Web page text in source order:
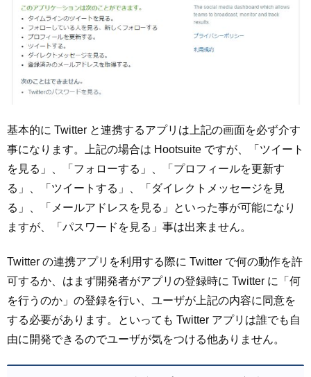
基本的に Twitter と連携するアプリは上記の画面を必ず介す
事になります。上記の場合は Hootsuite ですが、「ツイート
を見る」、「フォローする」、「プロフィールを更新す
る」、「ツイートする」、「ダイレクトメッセージを見
る」、「メールアドレスを見る」といった事が可能になり
ますが、「パスワードを見る」事は出来ません。
Twitter の連携アプリを利用する際に Twitter で何の動作を許
可するか、はまず開発者がアプリの登録時に Twitter に「何
を行うのか」の登録を行い、ユーザが上記の内容に同意を
する必要があります。といっても Twitter アプリは誰でも自
由に開発できるのでユーザが気をつける他ありません。